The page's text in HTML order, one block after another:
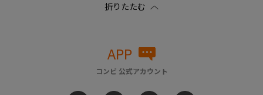
APP
コンビ 公式アカウント